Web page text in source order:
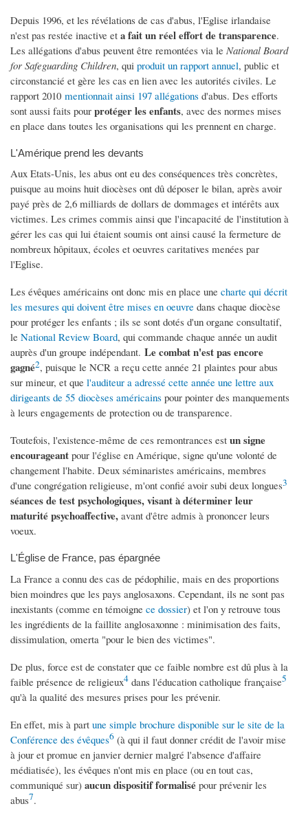
Depuis 1996, et les révélations de cas d'abus, l'Eglise irlandaise
n'est pas restée inactive et a fait un réel effort de transparence.
Les allégations d'abus peuvent être remontées via le National Board
for Safeguarding Children, qui produit un rapport annuel, public et
circonstancié et gère les cas en lien avec les autorités civiles. Le
rapport 2010 mentionnait ainsi 197 allégations d'abus. Des efforts
sont aussi faits pour protéger les enfants, avec des normes mises
en place dans toutes les organisations qui les prennent en charge.
L'Amérique prend les devants
Aux Etats-Unis, les abus ont eu des conséquences très concrètes,
puisque au moins huit diocèses ont dû déposer le bilan, après avoir
payé près de 2,6 milliards de dollars de dommages et intérêts aux
victimes. Les crimes commis ainsi que l'incapacité de l'institution à
gérer les cas qui lui étaient soumis ont ainsi causé la fermeture de
nombreux hôpitaux, écoles et oeuvres caritatives menées par
l'Eglise.
Les évêques américains ont donc mis en place une charte qui décrit
les mesures qui doivent être mises en oeuvre dans chaque diocèse
pour protéger les enfants ; ils se sont dotés d'un organe consultatif,
le National Review Board, qui commande chaque année un audit
auprès d'un groupe indépendant. Le combat n'est pas encore
gagné2, puisque le NCR a reçu cette année 21 plaintes pour abus
sur mineur, et que l'auditeur a adressé cette année une lettre aux
dirigeants de 55 diocèses américains pour pointer des manquements
à leurs engagements de protection ou de transparence.
Toutefois, l'existence-même de ces remontrances est un signe
encourageant pour l'église en Amérique, signe qu'une volonté de
changement l'habite. Deux séminaristes américains, membres
d'une congrégation religieuse, m'ont confié avoir subi deux longues3
séances de test psychologiques, visant à déterminer leur
maturité psychoaffective, avant d'être admis à prononcer leurs
voeux.
L'Église de France, pas épargnée
La France a connu des cas de pédophilie, mais en des proportions
bien moindres que les pays anglosaxons. Cependant, ils ne sont pas
inexistants (comme en témoigne ce dossier) et l'on y retrouve tous
les ingrédients de la faillite anglosaxonne : minimisation des faits,
dissimulation, omerta "pour le bien des victimes".
De plus, force est de constater que ce faible nombre est dû plus à la
faible présence de religieux4 dans l'éducation catholique française5
qu'à la qualité des mesures prises pour les prévenir.
En effet, mis à part une simple brochure disponible sur le site de la
Conférence des évêques6 (à qui il faut donner crédit de l'avoir mise
à jour et promue en janvier dernier malgré l'absence d'affaire
médiatisée), les évêques n'ont mis en place (ou en tout cas,
communiqué sur) aucun dispositif formalisé pour prévenir les
abus7.